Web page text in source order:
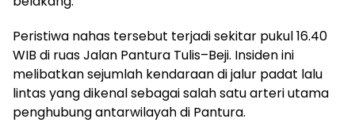
Peristiwa nahas tersebut terjadi sekitar pukul 16.40
WIB di ruas Jalan Pantura Tulis–Beji. Insiden ini
melibatkan sejumlah kendaraan di jalur padat lalu
lintas yang dikenal sebagai salah satu arteri utama
penghubung antarwilayah di Pantura.